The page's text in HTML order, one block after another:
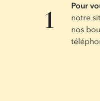
Pour
notre
nos